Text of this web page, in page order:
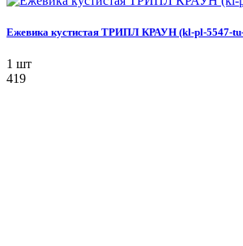
Ежевика кустистая ТРИПЛ КРАУН (kl-pl-5547-
1 шт
419